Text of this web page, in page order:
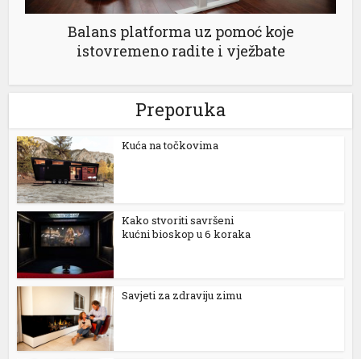
Balans platforma uz pomoć koje
istovremeno radite i vježbate
Preporuka
Kuća na točkovima
Kako stvoriti savršeni
kućni bioskop u 6 koraka
Savjeti za zdraviju zimu